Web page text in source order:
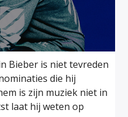
Bieber is niet tevreden
die hij
is zijn muziek niet in
laat hij weten op